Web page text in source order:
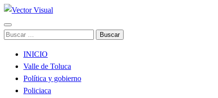
Vector Visual
Noticias y Producción Audiovisual
Buscar:
INICIO
Valle de Toluca
Política y gobierno
Policiaca